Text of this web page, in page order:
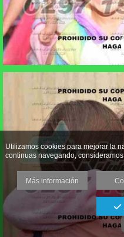
Utilizamos cookies para mejorar la
continuas navegando,
Más información